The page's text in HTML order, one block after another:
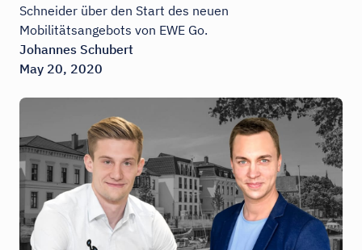
Schneider über den Start des neuen
Mobilitätsangebots von EWE Go.
Johannes Schubert
May 20, 2020